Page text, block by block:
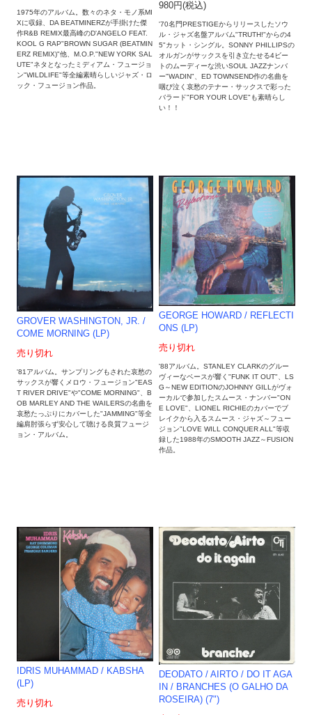
1975年のアルバム。数々のネタ・モノ系MI
Xに収録、DA BEATMINERZが手掛けた傑
作R&B REMIX最高峰のD'ANGELO FEAT.
KOOL G RAP"BROWN SUGAR (BEATMIN
ERZ REMIX)"他、M.O.P."NEW YORK SAL
UTE"ネタとなったミディアム・フュージョ
ン"WILDLIFE"等全編素晴らしいジャズ・ロ
ック・フュージョン作品。
980円(税込)
'70名門PRESTIGEからリリースしたソウ
ル・ジャズ名盤アルバム"TRUTH!"からの4
5"カット・シングル。SONNY PHILLIPSの
オルガンがサックスを引き立たせる4ビー
トのムーディーな渋いSOUL JAZZナンバ
ー"WADIN"、ED TOWNSEND作の名曲を
咽び泣く哀愁のテナー・サックスで彩った
バラード"FOR YOUR LOVE"も素晴らし
い！！
GROVER WASHINGTON, JR. ‎/
COME MORNING (LP)
売り切れ
'81アルバム。サンプリングもされた哀愁の
サックスが響くメロウ・フュージョン"EAS
T RIVER DRIVE"や"COME MORNING"、B
OB MARLEY AND THE WAILERSの名曲を
哀愁たっぷりにカバーした"JAMMING"等全
編肩肘張らず安心して聴ける良質フュージ
ョン・アルバム。
GEORGE HOWARD ‎/ REFLECTI
ONS (LP)
売り切れ
'88アルバム。STANLEY CLARKのグルー
ヴィーなベースが響く"FUNK IT OUT"、LS
G～NEW EDITIONのJOHNNY GILLがヴォ
ーカルで参加したスムース・ナンバー"ON
E LOVE"、LIONEL RICHIEのカバーでブ
レイクから入るスムース・ジャズ～フュー
ジョン"LOVE WILL CONQUER ALL"等収
録した1988年のSMOOTH JAZZ～FUSION
作品。
IDRIS MUHAMMAD ‎/ KABSHA
(LP)
売り切れ
DEODATO / AIRTO / DO IT AGA
IN / BRANCHES (O GALHO DA
ROSEIRA) (7")